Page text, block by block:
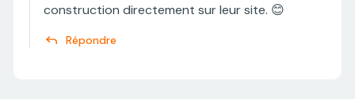
construction directement sur leur site. 😊
Répondre